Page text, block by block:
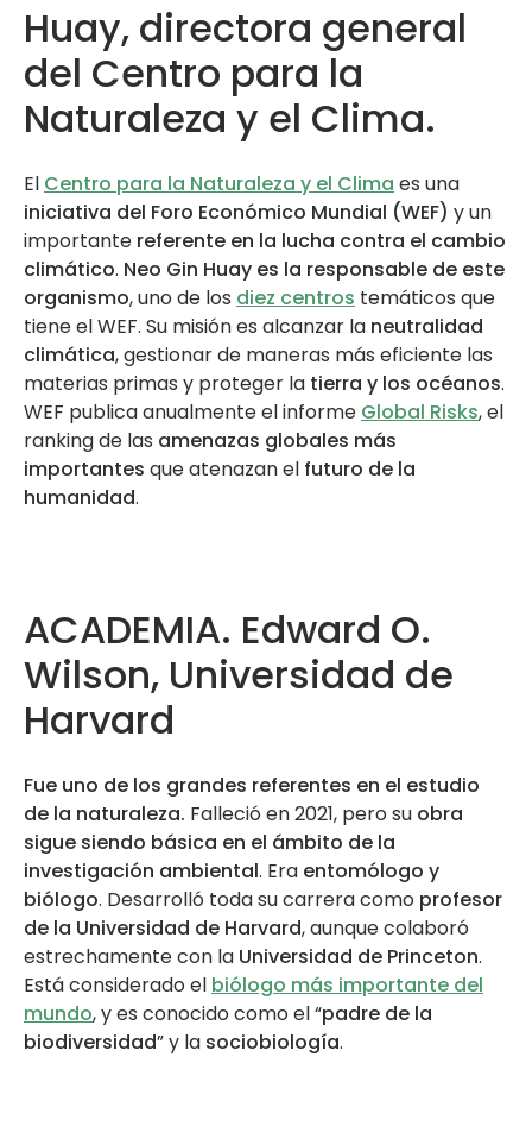
Huay, directora general
del Centro para la
Naturaleza y el Clima.
El Centro para la Naturaleza y el Clima es una
iniciativa del Foro Económico Mundial (WEF) y un
importante referente en la lucha contra el cambio
climático. Neo Gin Huay es la responsable de este
organismo, uno de los diez centros temáticos que
tiene el WEF. Su misión es alcanzar la neutralidad
climática, gestionar de maneras más eficiente las
materias primas y proteger la tierra y los océanos.
WEF publica anualmente el informe Global Risks, el
ranking de las amenazas globales más
importantes que atenazan el futuro de la
humanidad.
ACADEMIA. Edward O.
Wilson, Universidad de
Harvard
Fue uno de los grandes referentes en el estudio
de la naturaleza. Falleció en 2021, pero su obra
sigue siendo básica en el ámbito de la
investigación ambiental. Era entomólogo y
biólogo. Desarrolló toda su carrera como profesor
de la Universidad de Harvard, aunque colaboró
estrechamente con la Universidad de Princeton.
Está considerado el biólogo más importante del
mundo, y es conocido como el “padre de la
biodiversidad” y la sociobiología.